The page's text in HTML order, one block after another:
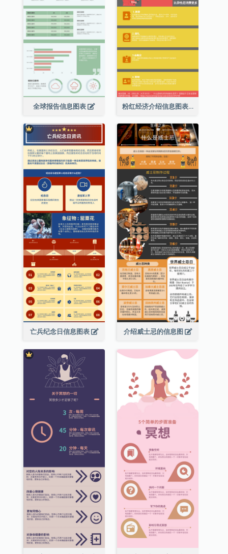
全球报告信息图表 粉红经济介绍信息图表
亡兵纪念日信息图表 介绍威士忌的信息图